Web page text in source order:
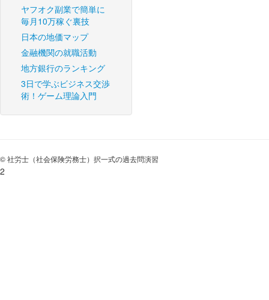
ヤフオク副業で簡単に
毎月10万稼ぐ裏技
日本の地価マップ
金融機関の就職活動
地方銀行のランキング
3日で学ぶビジネス交渉
術！ゲーム理論入門
© 社労士（社会保険労務士）択一式の過去問演習
2